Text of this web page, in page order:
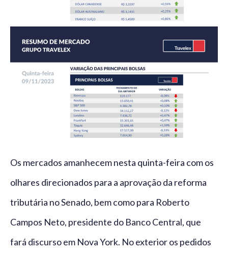
Os mercados amanhecem nesta quinta-feira com os
olhares direcionados para a aprovação da reforma
tributária no Senado, bem como para Roberto
Campos Neto, presidente do Banco Central, que
fará discurso em Nova York. No exterior os pedidos